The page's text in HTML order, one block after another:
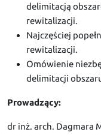
delimitacją
rewitalizacji.
Najczęściej
rewitalizacji.
Omówienie
delimitacji
Prowadzący:
dr inż. arch. Dagmara